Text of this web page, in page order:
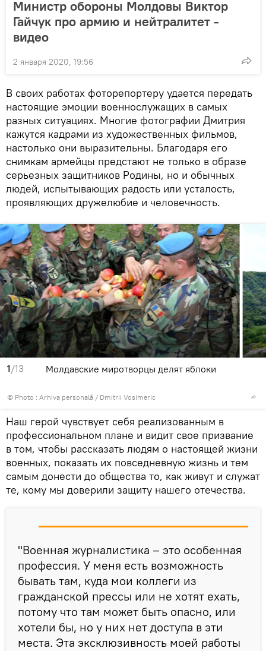
Министр обороны Молдовы Виктор
Гайчук про армию и нейтралитет -
видео
2 января 2020, 19:56
В своих работах фоторепортеру удается передать
настоящие эмоции военнослужащих в самых
разных ситуациях. Многие фотографии Дмитрия
кажутся кадрами из художественных фильмов,
настолько они выразительны. Благодаря его
снимкам армейцы предстают не только в образе
серьезных защитников Родины, но и обычных
людей, испытывающих радость или усталость,
проявляющих дружелюбие и человечность.
1/13
© Photo : Arhiva personală / Dmitrii Vosimeric
Молдавские миротворцы делят яблоки
Наш герой чувствует себя реализованным в
профессиональном плане и видит свое призвание
в том, чтобы рассказать людям о настоящей жизни
военных, показать их повседневную жизнь и тем
самым донести до общества то, как живут и служат
те, кому мы доверили защиту нашего отечества.
"Военная журналистика – это особенная
профессия. У меня есть возможность
бывать там, куда мои коллеги из
гражданской прессы или не хотят ехать,
потому что там может быть опасно, или
хотели бы, но у них нет доступа в эти
места. Эта эксклюзивность моей работы